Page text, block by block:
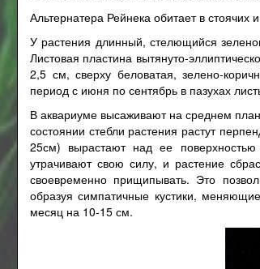
Альтернатера Рейнека обитает в
У растения длинный, стелющийся
Листовая пластина вытянуто-
2,5 см, сверху беловатая, зелено-
период с июня по сентябрь в пазухах
В аквариуме высаживают на среднем
состоянии стебли растения растут
25см) вырастают над ее
утрачивают свою силу, и растение
своевременно прищипывать. Это
образуя симпатичные кустики,
месяц на 10-15 см.